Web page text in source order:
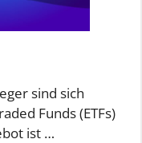
sind sich
Funds (ETFs)
ist …